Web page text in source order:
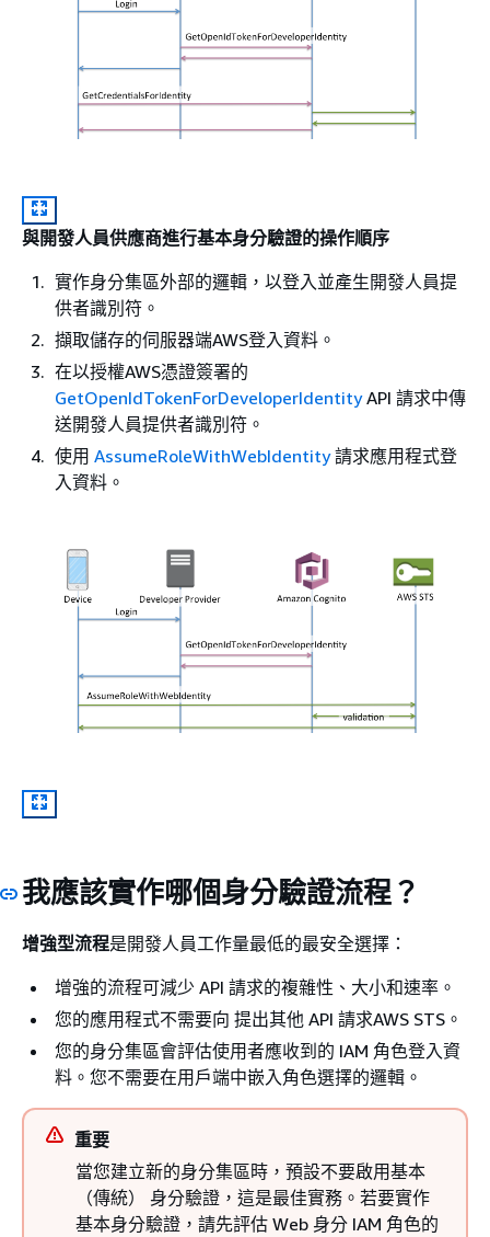
與開發人員供應商進行基本身分驗證的操作順序
實作身分集區外部的邏輯，以登入並產生開發人員提
供者識別符。
擷取儲存的伺服器端AWS登入資料。
在以授權AWS憑證簽署的
GetOpenIdTokenForDeveloperIdentityAPI 請求中傳
送開發人員提供者識別符。
使用 AssumeRoleWithWebIdentity請求應用程式登
入資料。
我應該實作哪個身分驗證流程？
增強型流程是開發人員工作量最低的最安全選擇：
增強的流程可減少 API 請求的複雜性、大小和速率。
您的應用程式不需要向 提出其他 API 請求AWS STS。
您的身分集區會評估使用者應收到的 IAM 角色登入資
料。您不需要在用戶端中嵌入角色選擇的邏輯。
重要
當您建立新的身分集區時，預設不要啟用基本
（傳統） 身分驗證，這是最佳實務。若要實作
基本身分驗證，請先評估 Web 身分 IAM 角色的